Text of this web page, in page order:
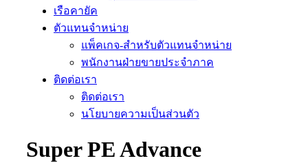
เรือคายัค
ตัวแทนจำหน่าย
แพ็คเกจ-สำหรับตัวแทนจำหน่าย
พนักงานฝ่ายขายประจำภาค
ติดต่อเรา
ติดต่อเรา
นโยบายความเป็นส่วนตัว
Super PE Advance